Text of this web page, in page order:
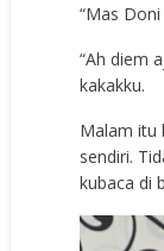
“Mas
“Ah diem
kakakku.
Malam itu
sendiri.
kubaca di